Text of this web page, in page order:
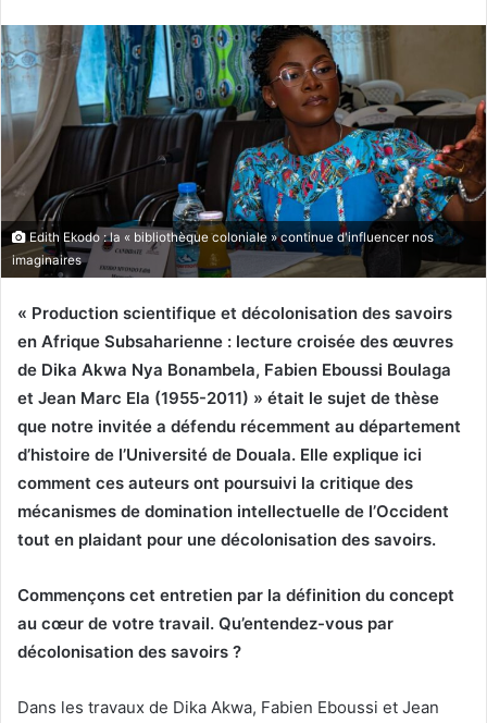
Edith Ekodo : la « bibliothèque coloniale » continue d'influencer nos
imaginaires
« Production scientifique et décolonisation des savoirs
en Afrique Subsaharienne : lecture croisée des œuvres
de Dika Akwa Nya Bonambela, Fabien Eboussi Boulaga
et Jean Marc Ela (1955-2011) » était le sujet de thèse
que notre invitée a défendu récemment au département
d’histoire de l’Université de Douala. Elle explique ici
comment ces auteurs ont poursuivi la critique des
mécanismes de domination intellectuelle de l’Occident
tout en plaidant pour une décolonisation des savoirs.
Commençons cet entretien par la définition du concept
au cœur de votre travail. Qu’entendez-vous par
décolonisation des savoirs ?
Dans les travaux de Dika Akwa, Fabien Eboussi et Jean